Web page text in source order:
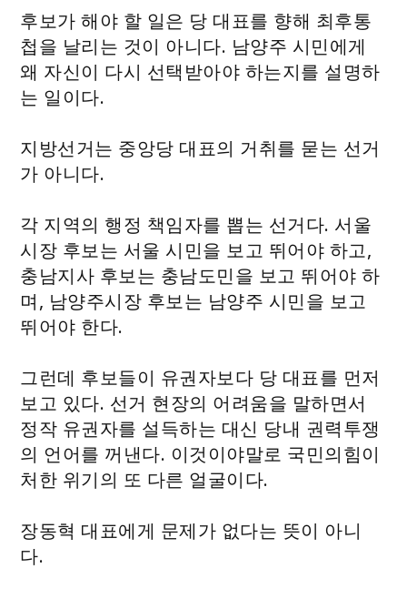
후보가 해야 할 일은 당 대표를 향해 최후통
첩을 날리는 것이 아니다. 남양주 시민에게
왜 자신이 다시 선택받아야 하는지를 설명하
는 일이다.
지방선거는 중앙당 대표의 거취를 묻는 선거
가 아니다.
각 지역의 행정 책임자를 뽑는 선거다. 서울
시장 후보는 서울 시민을 보고 뛰어야 하고,
충남지사 후보는 충남도민을 보고 뛰어야 하
며, 남양주시장 후보는 남양주 시민을 보고
뛰어야 한다.
그런데 후보들이 유권자보다 당 대표를 먼저
보고 있다. 선거 현장의 어려움을 말하면서
정작 유권자를 설득하는 대신 당내 권력투쟁
의 언어를 꺼낸다. 이것이야말로 국민의힘이
처한 위기의 또 다른 얼굴이다.
장동혁 대표에게 문제가 없다는 뜻이 아니
다.